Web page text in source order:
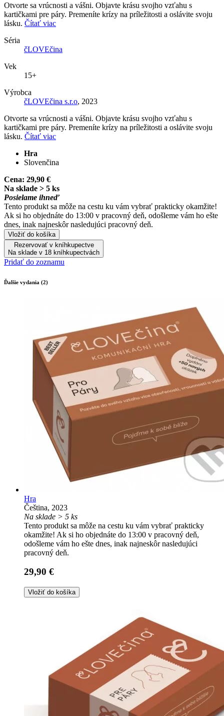
Otvorte sa vrúcnosti a vášni. Objavte krásu svojho vzťahu s
kartičkami pre páry. Premeníte krízy na príležitosti a oslávite svoju
lásku. Čítať viac
Séria
čLOVEčina
Vek
15+
Výrobca
čLOVEčina s.r.o, 2023
Otvorte sa vrúcnosti a vášni. Objavte krásu svojho vzťahu s
kartičkami pre páry. Premeníte krízy na príležitosti a oslávite svoju
lásku. Čítať viac
Hra
Slovenčina
Cena: 29,90 €
Na sklade > 5 ks
Posielame ihneď
Tento produkt sa môže na cestu ku vám vybrať prakticky okamžite!
Ak si ho objednáte do 13:00 v pracovný deň, odošleme vám ho ešte
dnes, inak najneskôr nasledujúci pracovný deň.
Vložiť do košíka
Rezervovať v kníhkupectve
Na sklade v 18 kníhkupectvách
Pridať do zoznamu
Ďalšie vydania (2)
Hra
Čeština, 2023
Na sklade > 5 ks
Tento produkt sa môže na cestu ku vám vybrať prakticky
okamžite! Ak si ho objednáte do 13:00 v pracovný deň,
odošleme vám ho ešte dnes, inak najneskôr nasledujúci
pracovný deň.
29,90 €
Vložiť do košíka